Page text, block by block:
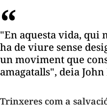
"En aquesta vida, qui
ha de viure sense
un moviment que
amagatalls", deia
Trinxeres com a